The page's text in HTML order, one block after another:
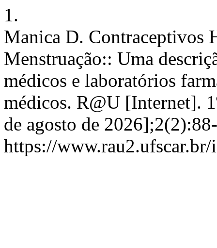
1.
Manica D. Contraceptivos
Menstruação:: Uma
médicos e laboratórios
médicos. R@U [Internet].
de agosto de
https://